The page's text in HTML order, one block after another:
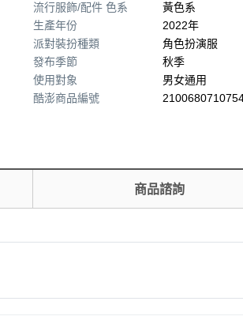
流行服飾/配件 色系
黃色系
生產年份
2022年
派對裝扮種類
角色扮演服
發布季節
秋季
使用對象
男女通用
酷澎商品編號
商品諮詢